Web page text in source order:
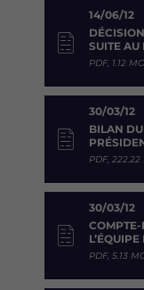
14/06/12
SUITE AU
PDF, 1.12 MO
30/03/12
BILAN
PDF, 222.22
30/03/12
PDF, 5.13